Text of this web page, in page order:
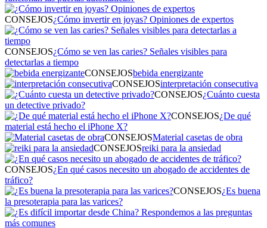
CONSEJOS¿Cómo invertir en joyas? Opiniones de expertos
CONSEJOS¿Cómo se ven las caries? Señales visibles para
detectarlas a tiempo
CONSEJOSbebida energizante
CONSEJOSinterpretación consecutiva
CONSEJOS¿Cuánto cuesta
un detective privado?
CONSEJOS¿De qué
material está hecho el iPhone X?
CONSEJOSMaterial casetas de obra
CONSEJOSreiki para la ansiedad
CONSEJOS¿En qué casos necesito un abogado de accidentes de
tráfico?
CONSEJOS¿Es buena
la presoterapia para las varices?